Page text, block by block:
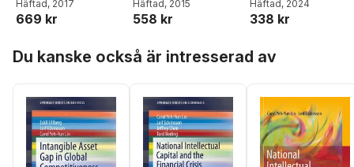
Häftad, 2017
669 kr
Corradini,Monica
Carminati
Häftad, 2015
558 kr
Bornhäll ,Sven-Olov
Daunfeldt
Häftad, 2024
338 kr
Du kanske också är intresserad av